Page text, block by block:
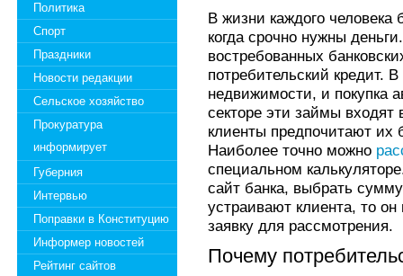
Политика
Спорт
Праздники
Новости редакции
Сельское хозяйство
Прокуратура
информирует
Губерния
Интервью
Поправки в Конституцию
Информер новостей
Рейтинг сайтов
В жизни каждого
когда срочно нужны
востребованных
потребительский кредит.
недвижимости, и покупка
секторе эти займы входят
клиенты предпочитают их
Наиболее точно можно
специальном
сайт банка, выбрать
устраивают клиента, то
заявку для рассмотрения.
Почему